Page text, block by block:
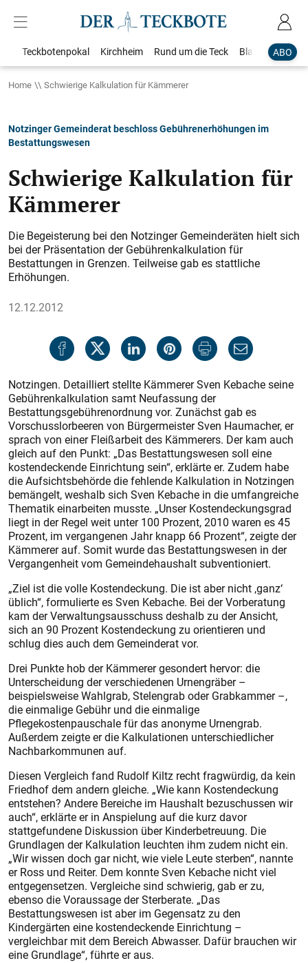
ABO
Teckbotenpokal Kirchheim Rund um die Teck Blaulicht
Home Schwierige Kalkulation für Kämmerer
Notzinger Gemeinderat beschloss Gebührenerhöhungen im
Bestattungswesen
Schwierige Kalkulation für
Kämmerer
Die Begeisterung bei den Notzinger Gemeinderäten hielt sich
bei der Präsentation der Gebührenkalkulation für
Bestattungen in Grenzen. Teilweise gab es stattliche
Erhöhungen.
12.12.2012
Notzingen. Detailliert stellte Kämmerer Sven Kebache seine
Gebührenkalkulation samt Neufassung der
Bestattungsgebührenordnung vor. Zunächst gab es
Vorschusslorbeeren von Bürgermeister Sven Haumacher, er
sprach von einer Fleißarbeit des Kämmerers. Der kam auch
gleich auf den Punkt: „Das Bestattungswesen soll eine
kostendeckende Einrichtung sein“, erklärte er. Zudem habe
die Aufsichtsbehörde die fehlende Kalkulation in Notzingen
bemängelt, weshalb sich Sven Kebache in die umfangreiche
Thematik einarbeiten musste. „Unser Kostendeckungsgrad
liegt in der Regel weit unter 100 Prozent, 2010 waren es 45
Prozent, im vergangenen Jahr knapp 66 Prozent“, zeigte der
Kämmerer auf. Somit wurde das Bestattungswesen in der
Vergangenheit vom Gemeindehaushalt subventioniert.
„Ziel ist die volle Kostendeckung. Die ist aber nicht ,ganz‘
üblich“, formulierte es Sven Kebache. Bei der Vorberatung
kam der Verwaltungsausschuss deshalb zu der Ansicht,
sich an 90 Prozent Kostendeckung zu orientieren und
schlug dies auch dem Gemeinderat vor.
Drei Punkte hob der Kämmerer gesondert hervor: die
Unterscheidung der verschiedenen Urnengräber –
beispielsweise Wahlgrab, Stelengrab oder Grabkammer –,
die einmalige Gebühr und die einmalige
Pflegekostenpauschale für das anonyme Urnengrab.
Außerdem zeigte er die Kalkulationen unterschiedlicher
Nachbarkommunen auf.
Diesen Vergleich fand Rudolf Kiltz recht fragwürdig, da kein
Friedhof dem andern gleiche. „Wie kann Kostendeckung
entstehen? Andere Bereiche im Haushalt bezuschussen wir
auch“, erklärte er in Anspielung auf die kurz davor
stattgefundene Diskussion über Kinderbetreuung. Die
Grundlagen der Kalkulation leuchten ihm zudem nicht ein.
„Wir wissen doch gar nicht, wie viele Leute sterben“, nannte
er Ross und Reiter. Dem konnte Sven Kebache nicht viel
entgegensetzen. Vergleiche sind schwierig, gab er zu,
ebenso die Voraussage der Sterberate. „Das
Bestattungswesen ist aber im Gegensatz zu den
Kindergärten eine kostendeckende Einrichtung –
vergleichbar mit dem Bereich Abwasser. Dafür brauchen wir
eine Grundlage“, führte er aus.